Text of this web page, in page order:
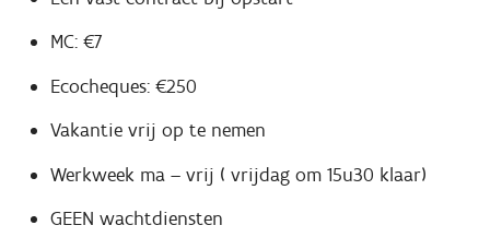
MC: €7
Ecocheques: €250
Vakantie vrij op te nemen
Werkweek ma – vrij ( vrijdag om 15u30 klaar)
GEEN wachtdiensten